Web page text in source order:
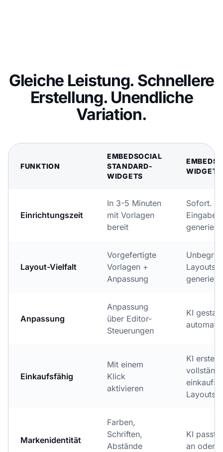
Gleiche Leistung. Schnellere
Erstellung. Unendliche
Variation.
FUNKTION
EMBEDSOCIAL
STANDARD-
WIDGETS
WIDGETS
Einrichtungszeit
In 3-5 Minuten
mit Vorlagen
bereit
Sofort.
generiert.
Layout-Vielfalt
Vorgefertigte
Vorlagen +
Anpassung
Layouts
generiert
Anpassung
Anpassung
über Editor-
Steuerungen
KI
Einkaufsfähig
Mit einem
Klick
aktivieren
KI erstellt
Layouts
Markenidentität
Farben,
Schriften,
Abstände
KI passt
an oder